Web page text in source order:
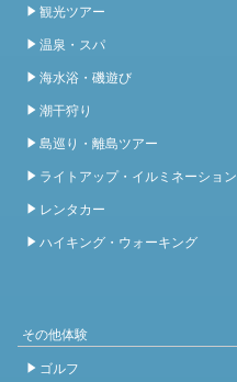
観光ツアー
温泉・スパ
海水浴・磯遊び
潮干狩り
島巡り・離島ツアー
ライトアップ・イルミネーション
レンタカー
ハイキング・ウォーキング
その他体験
ゴルフ